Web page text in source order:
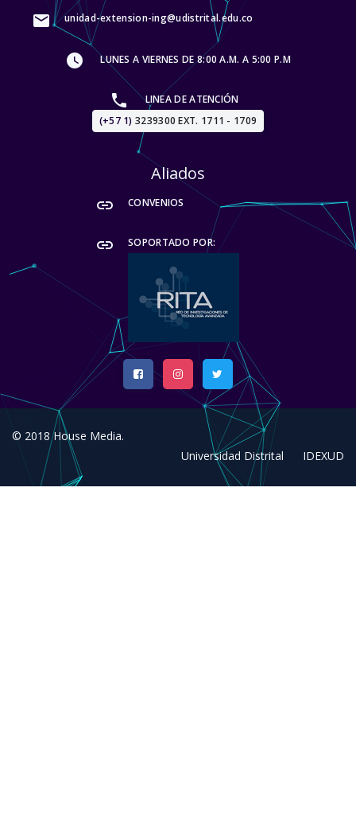
mail unidad-extension-ing@udistrital.edu.co
watch_later LUNES A VIERNES DE 8:00 A.M. A 5:00 P.M
local_phone
LINEA DE ATENCIÓN
(+57 1) 3239300 EXT. 1711 - 1709
Aliados
link CONVENIOS
link SOPORTADO POR:
© 2018House Media.
Universidad Distrital
IDEXUD